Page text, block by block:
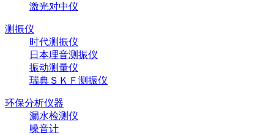
激光对中仪
测振仪
时代测振仪
日本理音测振仪
振动测量仪
瑞典ＳＫＦ测振仪
环保分析仪器
漏水检测仪
噪音计